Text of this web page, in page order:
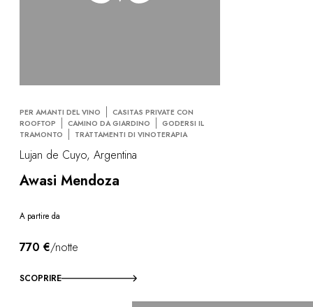
PER AMANTI DEL VINO
CASITAS PRIVATE CON
ROOFTOP
CAMINO DA GIARDINO
GODERSI IL
TRAMONTO
TRATTAMENTI DI VINOTERAPIA
Lujan de Cuyo, Argentina
Awasi Mendoza
A partire da
770 €/notte
SCOPRIRE